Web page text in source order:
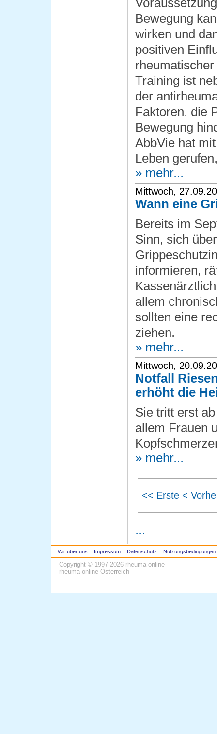
Bewegung
wirken und
positiven
Training ist
der
Faktoren, die
Bewegung
AbbVie hat
Leben
» mehr...
Mittwoch,
Wann eine
Bereits im
Sinn, sich
informieren,
allem
sollten eine
ziehen.
» mehr...
Mittwoch,
Notfall
erhöht die
Sie tritt erst
allem Frauen
» mehr...
<< Erste <
...
Wir über uns Impressum Datenschutz Nutzungsbedingungen
Copyright © 1997-2026 rheuma-online
rheuma-online Österreich